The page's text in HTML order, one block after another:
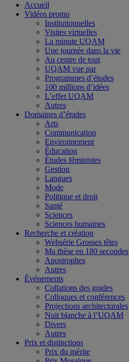
Accueil
Vidéos promo
Institutionnelles
Visites virtuelles
La minute UQAM
Une journée dans la vie
Au centre de tout
UQAM vue par
Programmes d’études
100 millions d’idées
L’effet UQAM
Autres
Domaines d’études
Arts
Communication
Environnement
Éducation
Études féministes
Gestion
Langues
Mode
Politique et droit
Santé
Sciences
Sciences humaines
Recherche et création
Websérie Grosses têtes
Ma thèse en 180 secondes
Apostrophes
Autres
Événements
Collations des grades
Colloques et conférences
Projections architecturales
Nuit blanche à l’UQAM
Divers
Autres
Prix et distinctions
Prix du mérite